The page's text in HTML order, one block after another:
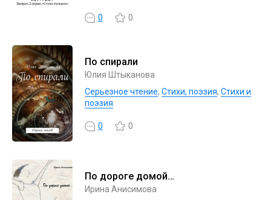
0 0
По спирали
Юлия Штыканова
Серьезное чтение, Cтихи, поэзия, Стихи и
поэзия
0 0
По дороге домой…
Ирина Анисимова